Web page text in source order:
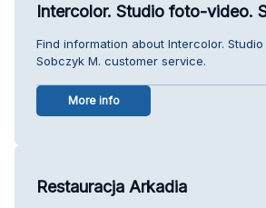
Intercolor. Studio foto-video.
Find information about Intercolor.
Sobczyk M. customer service.
More info
Restauracja Arkadia